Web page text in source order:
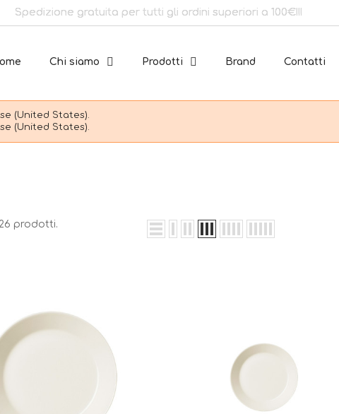
Spedizione gratuita per tutti gli ordini superiori a 100€!!!
Chi siamo Prodotti Brand Contatti
(United States).
(United States).
prodotti.